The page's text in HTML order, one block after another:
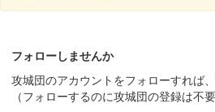
配布終了
厩橋城（前橋
フォローしませんか
攻城団のアカウントをフォローすれば
（フォローするのに攻城団の登録は不要